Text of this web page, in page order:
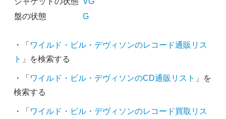
盤の状態
G
・「 ワイルド・ビル・デヴィソンのレコード通販リス
ト 」を検索する
・「 ワイルド・ビル・デヴィソンのCD通販リスト 」を
検索する
・「 ワイルド・ビル・デヴィソンのレコード買取リス